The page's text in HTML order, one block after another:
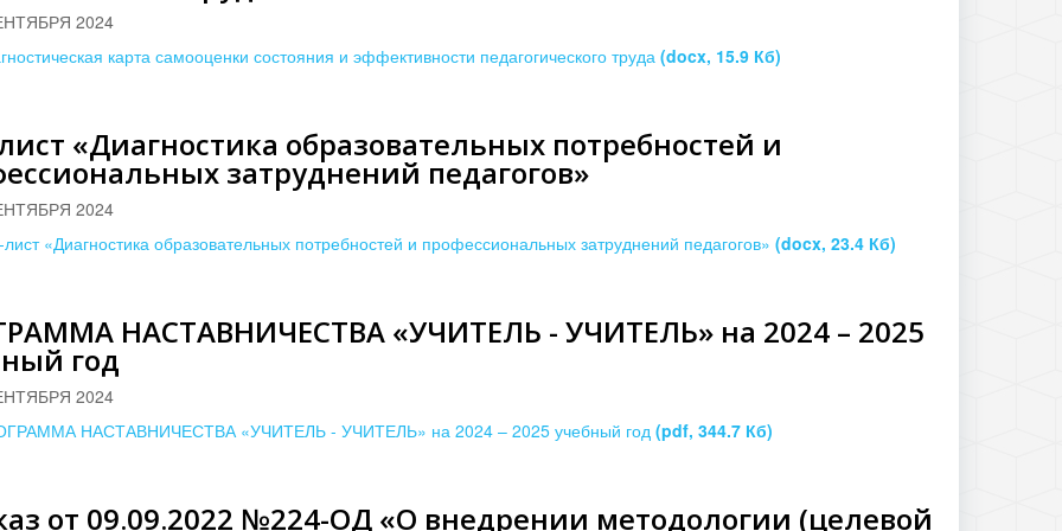
2024
карта самооценки состояния и эффективности педагогического труда (docx, 15.9 Кб)
«Диагностика образовательных потребностей и
затруднений педагогов»
2024
«Диагностика образовательных потребностей и профессиональных затруднений педагогов» (docx, 23.4 Кб)
НАСТАВНИЧЕСТВА «УЧИТЕЛЬ - УЧИТЕЛЬ» на 2024 – 2025
год
2024
НАСТАВНИЧЕСТВА «УЧИТЕЛЬ - УЧИТЕЛЬ» на 2024 – 2025 учебный год (pdf, 344.7 Кб)
от 09.09.2022 №224-ОД «О внедрении методологии (целевой